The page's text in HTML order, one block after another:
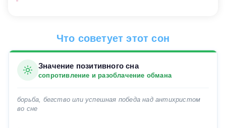
Что советует этот сон
Значение позитивного сна
сопротивление и разоблачение обмана
борьба, бегство или успешная победа над антихристом
во сне